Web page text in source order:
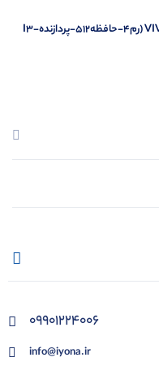
لپ تاپ ایسوس مدل X1504VA سری VIVOBOOK (رم4-حافظه512-پردازندهI3-
09901224006
info@iyona.ir